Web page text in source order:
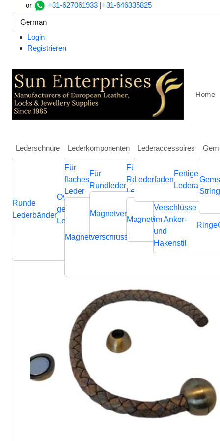
or +31-627061933 |+31-646335825
German
Login
Registrieren
Home
Lederschnüre
Runde
Lederbänder
Ovale
geflochtene
Lederbänder
Geflochtene
Lederschnüre
Flache
Lederschnüre
Lederkomponenten
Für
flaches
Leder
Magnetverschluss
Für
Rundleder
Magnetverschluss Endverschluss
Für
Regaliz
Leder
Magnetverschluss
Verschlüsse
im Anker-
und
Hakenstil
Ringe
Lederaccessoires
Lederfaden
Fertige
Lederkomponenten Für Rundleder
Zamak magnetic claps: